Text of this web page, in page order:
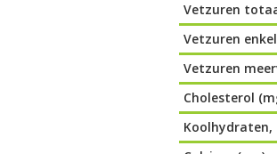
Vetzuren
Vetzuren
Vetzuren
Cholesterol